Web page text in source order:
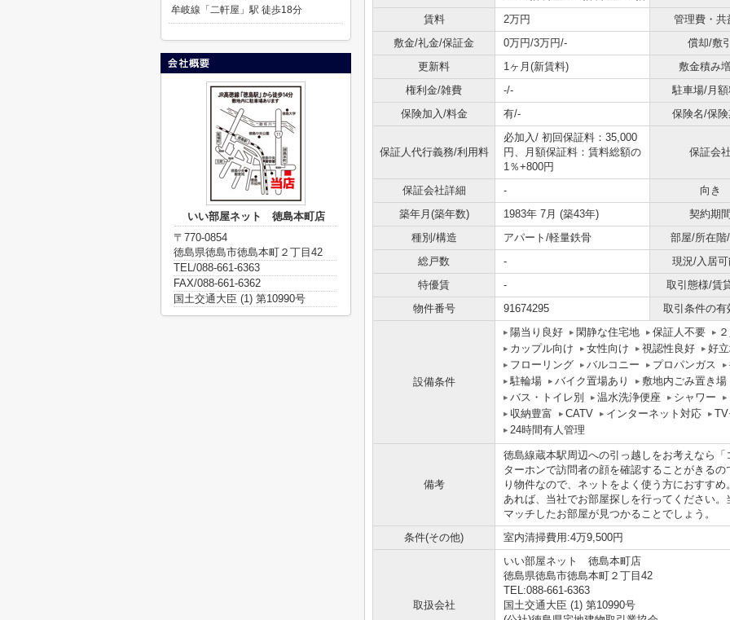
賃料 2万円
管理費・共
敷金/礼金/保証金
0万円/3万円/-
償却/敷
更新料
1ヶ月(新賃料)
敷金積み
権利金/雑費
-/-
駐車場/月
保険加入/料金
有/- 保険名/保
保証人代行義務/利用料
必加入/ 初回保証料：35,000
円、月額保証料：賃料総額の
1％+800円
保証会
保証会社詳細 -
向き
築年月(築年数)
1983年 7月 (築43年)
契約期
種別/構造
アパート/軽量鉄骨
部屋/所在階
総戸数
-
現況/入居
特優賃
-
取引態様/賃
物件番号
91674295 取引条件の有
設備条件
陽当り良好 閑静な住宅地 保証人不要
カップル向け
女性向け 視認性良好
好
フローリング
バルコニー プロパンガス
駐輪場
バイク置場あり
敷地内ごみ置き場
バス・トイレ別
温水洗浄便座 シャワー
収納豊富
CATV インターネット対応
24時間有人管理
備考
徳島線蔵本駅周辺への引っ越しをお考えなら
ターホンで訪問者の顔を確認することがきる
り物件なので、ネットをよく使う方におすす
あれば、当社でお部屋探しを行ってください
マッチしたお部屋が見つかることでしょう。
条件(その他)
室内清掃費用:4万9,500円
取扱会社
いい部屋ネット 徳島本町店
徳島県徳島市徳島本町２丁目42
TEL:088-661-6363
国土交通大臣 (1) 第10990号
牟岐線「二軒屋」駅 徒歩18分
いい部屋ネット 徳島本町店
〒770-0854
徳島県徳島市徳島本町２丁目42
TEL/088-661-6363
FAX/088-661-6362
国土交通大臣 (1) 第10990号